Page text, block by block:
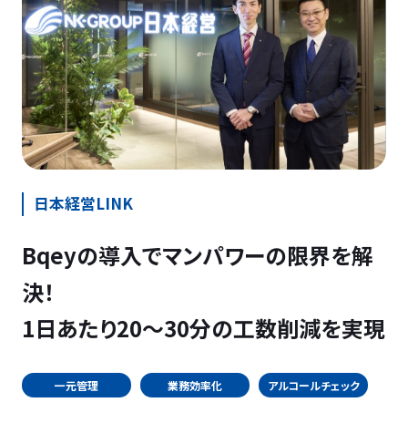
日本経営LINK
Bqeyの導入でマンパワーの限界を解
決！
1日あたり20～30分の工数削減を実現
一元管理 業務効率化 アルコールチェック